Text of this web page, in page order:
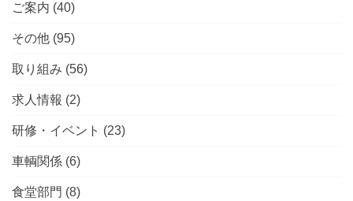
ご案内 (40)
その他 (95)
取り組み (56)
求人情報 (2)
研修・イベント (23)
車輌関係 (6)
食堂部門 (8)